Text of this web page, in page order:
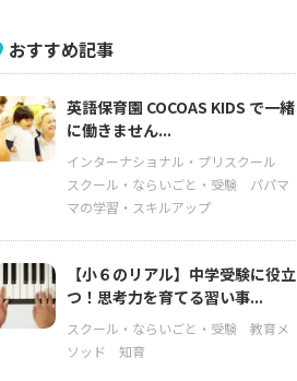
おすすめ記事
英語保育園 COCOAS KIDS で一緒
に働きません...
インターナショナル・プリスクール
スクール・ならいごと・受験
パパマ
マの学習・スキルアップ
【小６のリアル】中学受験に役立
つ！思考力を育てる習い事...
スクール・ならいごと・受験
教育メ
ソッド
知育